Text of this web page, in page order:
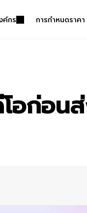
ค์กร การกำหนดราคา
อก่อน